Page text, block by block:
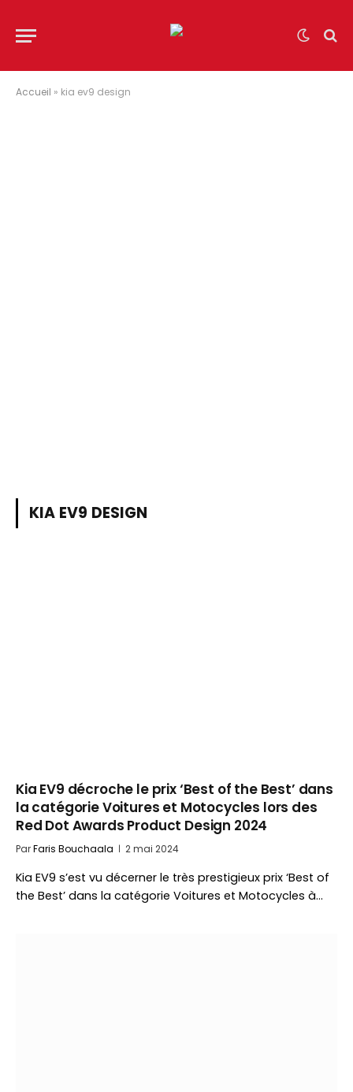
Accueil » kia ev9 design
KIA EV9 DESIGN
Kia EV9 décroche le prix ‘Best of the Best’ dans
la catégorie Voitures et Motocycles lors des
Red Dot Awards Product Design 2024
ParFaris Bouchaala 2 mai 2024
Kia EV9 s’est vu décerner le très prestigieux prix ‘Best of
the Best’ dans la catégorie Voitures et Motocycles à…